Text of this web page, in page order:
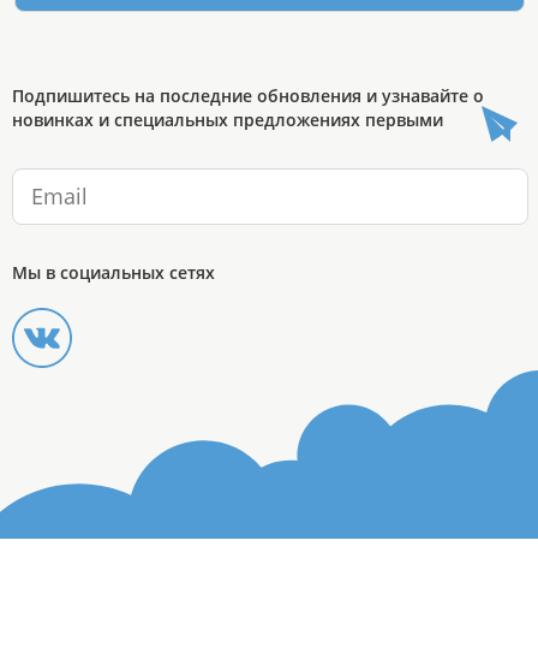
Подпишитесь на последние обновления и узнавайте о
новинках и специальных предложениях первыми
Мы в социальных сетях